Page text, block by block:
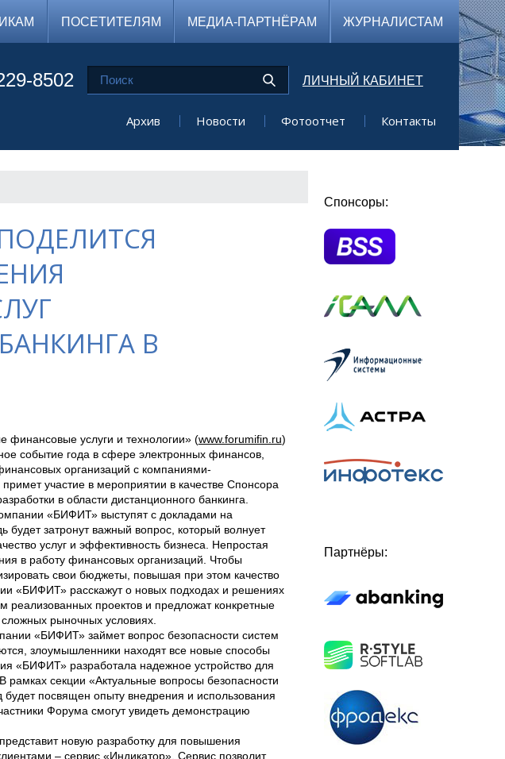
ПОСЕТИТЕЛЯМ МЕДИА-ПАРТНЁРАМ ЖУРНАЛИСТАМ
8502 ЛИЧНЫЙ КАБИНЕТ
Архив Новости Фотоотчет Контакты
В
услуги и технологии» (www.forumifin.ru)
событие года в сфере электронных финансов,
организаций с компаниями-
участие в мероприятии в качестве Спонсора
в области дистанционного банкинга.
«БИФИТ» выступят с докладами на
затронут важный вопрос, который волнует
услуг и эффективность бизнеса. Непростая
в работу финансовых организаций. Чтобы
свои бюджеты, повышая при этом качество
«БИФИТ» расскажут о новых подходах и решениях
реализованных проектов и предложат конкретные
рыночных условиях.
«БИФИТ» займет вопрос безопасности систем
злоумышленники находят все новые способы
«БИФИТ» разработала надежное устройство для
рамках секции «Актуальные вопросы безопасности
посвящен опыту внедрения и использования
Форума смогут увидеть демонстрацию
новую разработку для повышения
– сервис «Индикатор». Сервис позволит
Спонсоры:
Партнёры: